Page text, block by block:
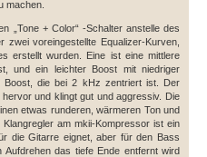
machen.
„Tone + Color“ -Schalter anstelle des
voreingestellte Equalizer-Kurven,
erstellt wurden. Eine ist eine mittlere
und ein leichter Boost mit niedriger
Boost, die bei 2 kHz zentriert ist. Der
und klingt gut und aggressiv. Die
etwas runderen, wärmeren Ton und
am mkii-Kompressor ist ein
die Gitarre eignet, aber für den Bass
das tiefe Ende entfernt wird